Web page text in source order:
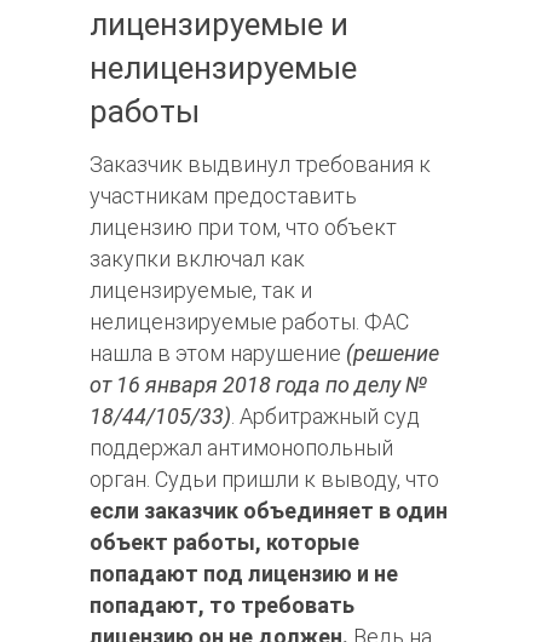
лицензируемые и
нелицензируемые
работы
Заказчик выдвинул требования к
участникам предоставить
лицензию при том, что объект
закупки включал как
лицензируемые, так и
нелицензируемые работы. ФАС
нашла в этом нарушение (решение
от 16 января 2018 года по делу №
18/44/105/33) . Арбитражный суд
поддержал антимонопольный
орган. Судьи пришли к выводу, что
если заказчик объединяет в один
объект работы, которые
попадают под лицензию и не
попадают, то требовать
лицензию он не должен. Ведь на